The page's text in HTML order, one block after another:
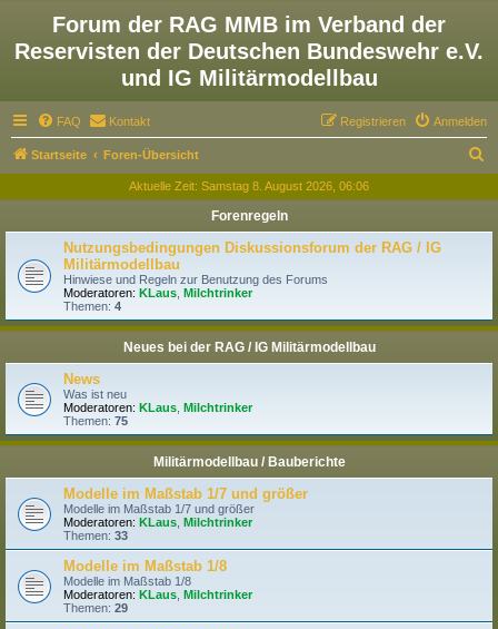
Forum der RAG MMB im Verband der
Reservisten der Deutschen Bundeswehr e.V.
und IG Militärmodellbau
FAQ Kontakt Anmelden
Registrieren
Startseite Foren-Übersicht
h
Aktuelle Zeit: Samstag 8. August 2026, 06:06
Forenregeln
Nutzungsbedingungen Diskussionsforum der RAG / IG
Militärmodellbau
Hinwiese und Regeln zur Benutzung des Forums
Moderatoren: KLaus Milchtrinker
Themen: 4
Neues bei der RAG / IG Militärmodellbau
News
Was ist neu
Moderatoren: KLaus Milchtrinker
Themen: 75
Militärmodellbau / Bauberichte
Modelle im Maßstab 1/7 und größer
Modelle im Maßstab 1/7 und größer
Moderatoren: KLaus Milchtrinker
Themen: 33
Modelle im Maßstab 1/8
Modelle im Maßstab 1/8
Moderatoren: KLaus Milchtrinker
Themen: 29